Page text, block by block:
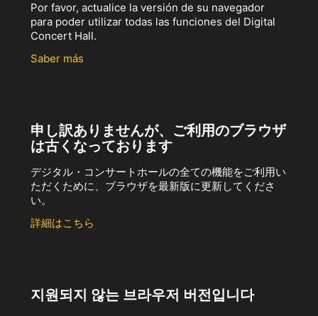
Por favor, actualice la versión de su navegador
para poder utilizar todas las funciones del Digital
Concert Hall.
Saber más
申し訳ありませんが、ご利用のブラウザ
は古くなっております
デジタル・コンサートホールの全ての機能をご利用い
ただくために、ブラウザを最新版に更新してくださ
い。
詳細はこちら
지원되지 않는 브라우저 버전입니다